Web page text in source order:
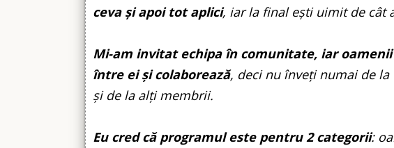
ceva și apoi tot aplici, iar la final ești uimit de cât
Mi-am invitat echipa în comunitate, iar
între ei și colaborează, deci nu înveți numai de la
și de la alți membrii.
Eu cred că programul este pentru 2 categorii: